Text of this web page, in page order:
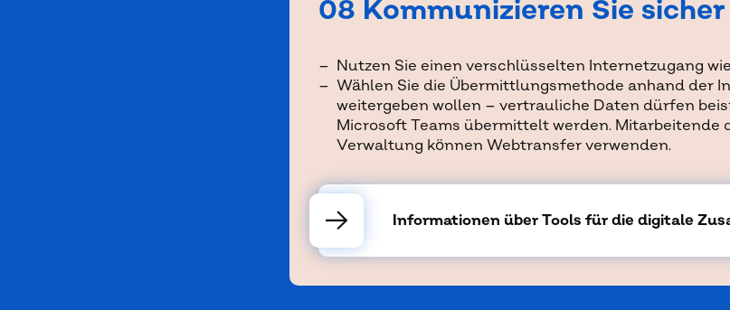
08 Kommunizieren Sie sicher
Nutzen Sie einen verschlüsselten Internetzugang
Wählen Sie die Übermittlungsmethode anhand der
weitergeben wollen – vertrauliche Daten dürfen
Microsoft Teams übermittelt werden. Mitarbeitende
Verwaltung können Webtransfer verwenden.
→ Informationen über Tools für die digitale